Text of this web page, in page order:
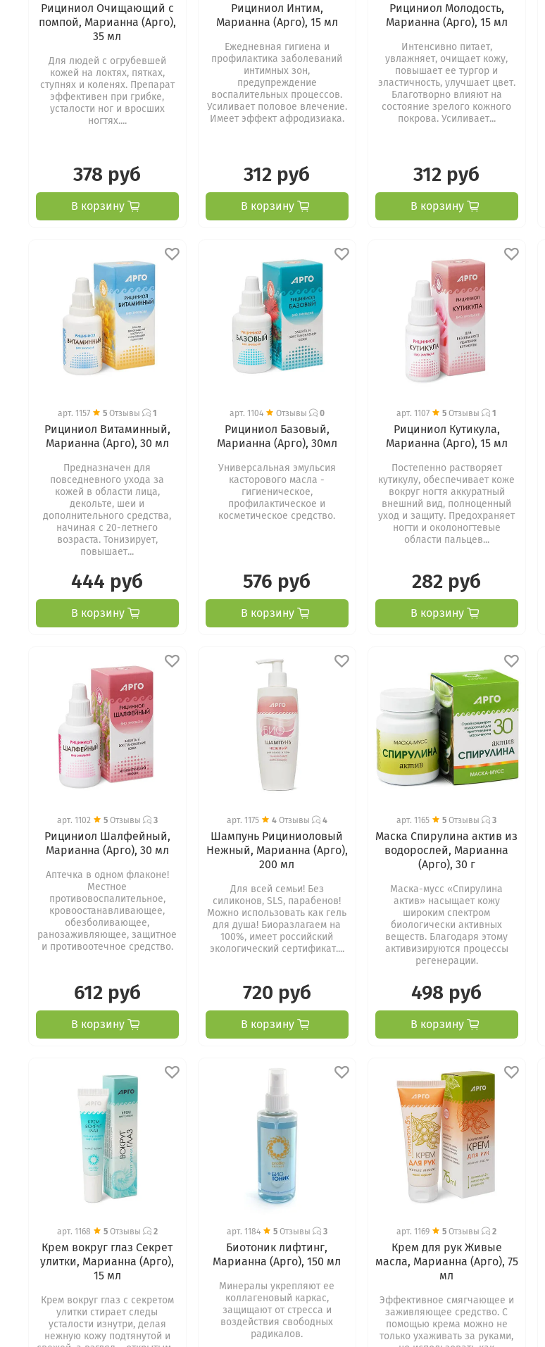
Рициниол Очищающий с
помпой, Марианна (Арго),
35 мл
Для людей с огрубевшей
кожей на локтях, пятках,
ступнях и коленях. Препарат
эффективен при грибке,
усталости ног и вросших
ногтях....
378 руб
В корзину
Рициниол Интим,
Марианна (Арго), 15 мл
Ежедневная гигиена и
профилактика заболеваний
интимных зон,
предупреждение
воспалительных процессов.
Усиливает половое влечение.
Имеет эффект афродизиака.
312 руб
В корзину
Рициниол Молодость,
Марианна (Арго), 15 мл
Интенсивно питает,
увлажняет, очищает кожу,
повышает ее тургор и
эластичность, улучшает цвет.
Благотворно влияют на
состояние зрелого кожного
покрова. Усиливает...
312 руб
В корзину
арт. 1157 5Отзывы 1
Рициниол Витаминный,
Марианна (Арго), 30 мл
Предназначен для
повседневного ухода за
кожей в области лица,
декольте, шеи и
дополнительного средства,
начиная с 20-летнего
возраста. Тонизирует,
повышает...
444 руб
В корзину
арт. 1104 Отзывы 0
Рициниол Базовый,
Марианна (Арго), 30мл
Универсальная эмульсия
касторового масла -
гигиеническое,
профилактическое и
косметическое средство.
576 руб
В корзину
арт.1107 5 Отзывы 1
Рициниол Кутикула,
Марианна (Арго), 15 мл
Постепенно растворяет
кутикулу, обеспечивает коже
вокруг ногтя аккуратный
внешний вид, полноценный
уход и защиту. Предохраняет
ногти и околоногтевые
области пальцев...
282 руб
В корзину
арт. 1102 5Отзывы 3
Рициниол Шалфейный,
Марианна (Арго), 30 мл
Аптечка в одном флаконе!
Местное
противовоспалительное,
кровоостанавливающее,
обезболивающее,
ранозаживляющее, защитное
и противоотечное средство.
612 руб
В корзину
арт. 1175 4Отзывы 4
Шампунь Рициниоловый
Нежный, Марианна (Арго),
200 мл
Для всей семьи! Без
силиконов, SLS, парабенов!
Можно использовать как гель
для душа! Биоразлагаем на
100%, имеет российский
экологический сертификат....
720 руб
В корзину
арт.1165 5 Отзывы 3
Маска Спирулина актив из
водорослей, Марианна
(Арго), 30 г
Маска-мусс «Спирулина
актив» насыщает кожу
широким спектром
биологически активных
веществ. Благодаря этому
активизируются процессы
регенерации.
498 руб
В корзину
арт. 1168 5Отзывы 2
Крем вокруг глаз Секрет
улитки, Марианна (Арго),
15 мл
Крем вокруг глаз с секретом
улитки стирает следы
усталости изнутри, делая
нежную кожу подтянутой и
арт. 1184 5Отзывы 3
Биотоник лифтинг,
Марианна (Арго), 150 мл
Минералы укрепляют ее
коллагеновый каркас,
защищают от стресса и
воздействия свободных
радикалов.
арт.1169 5 Отзывы 2
Крем для рук Живые
масла, Марианна (Арго), 75
мл
Эффективное смягчающее и
заживляющее средство. С
помощью крема можно не
только ухаживать за руками,